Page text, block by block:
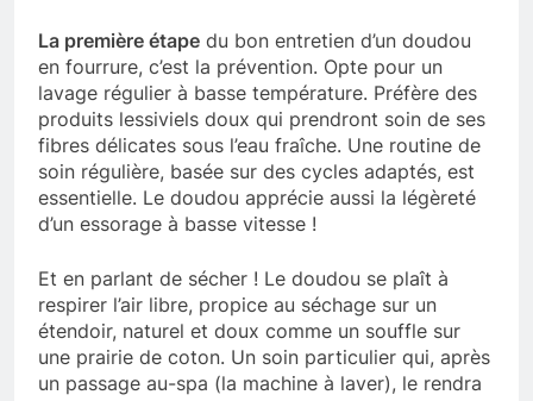
La première étape du bon entretien d’un doudou
en fourrure, c’est la prévention. Opte pour un
lavage régulier à basse température. Préfère des
produits lessiviels doux qui prendront soin de ses
fibres délicates sous l’eau fraîche. Une routine de
soin régulière, basée sur des cycles adaptés, est
essentielle. Le doudou apprécie aussi la légèreté
d’un essorage à basse vitesse !
Et en parlant de sécher ! Le doudou se plaît à
respirer l’air libre, propice au séchage sur un
étendoir, naturel et doux comme un souffle sur
une prairie de coton. Un soin particulier qui, après
un passage au-spa (la machine à laver), le rendra